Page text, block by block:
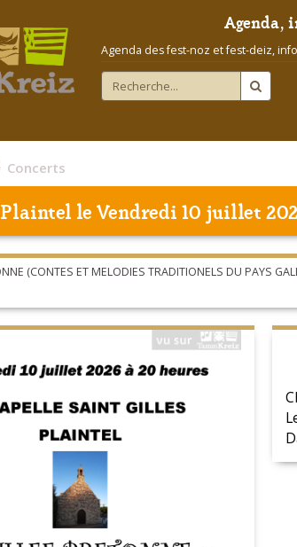
Agenda,
Agenda des fest-noz et fest-deiz,
Concerts
Plaintel le Vendredi 10 juillet
(CONTES ET MELODIES TRADITIONELS DU PAYS